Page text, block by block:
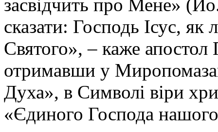
засвідчить про Мене»
сказати: Господь Ісус,
Святого», – каже
отримавши у
Духа», в Символі віри
«Єдиного Господа